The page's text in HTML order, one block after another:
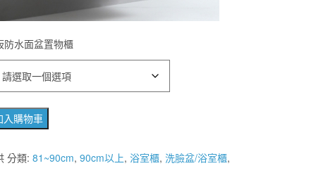
防水面盆置物櫃
入購物車
分類: 81~90cm, 90cm以上, 浴室櫃, 洗臉盆/浴室櫃,